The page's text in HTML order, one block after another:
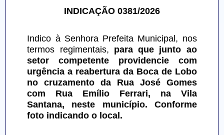
INDICAÇÃO 0381/2026
Indico à Senhora Prefeita Municipal, nos
termos regimentais, para que junto ao
setor competente providencie com
urgência a reabertura da Boca de Lobo
no cruzamento da Rua José Gomes
com Rua Emílio Ferrari, na Vila
Santana, neste município. Conforme
foto indicando o local.